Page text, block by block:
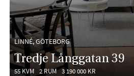
LINNÉ, GÖTEBORG
Tredje Långgatan 39
55 KVM 2 RUM 3 190 000 KR